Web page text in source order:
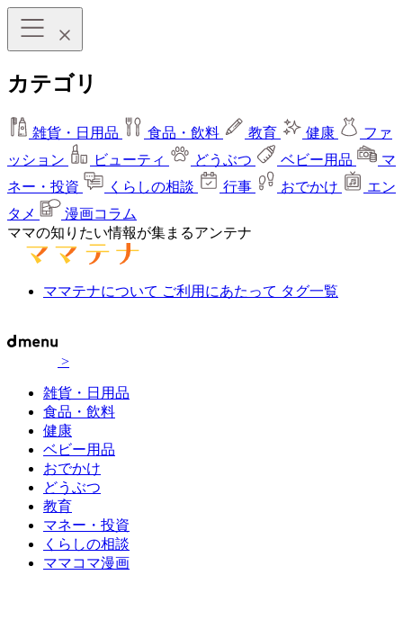
カテゴリ
雑貨・日用品 食品・飲料 教育 健康
ファ
ッション
ビューティ どうぶつ ベビー用品
マ
ネー・投資
くらしの相談 行事 おでかけ
エン
タメ
漫画コラム
ママの知りたい情報が集まるアンテナ
ママテナについて ご利用にあたって タグ一覧
>
雑貨・日用品
食品・飲料
健康
ベビー用品
おでかけ
どうぶつ
教育
マネー・投資
くらしの相談
ママコマ漫画